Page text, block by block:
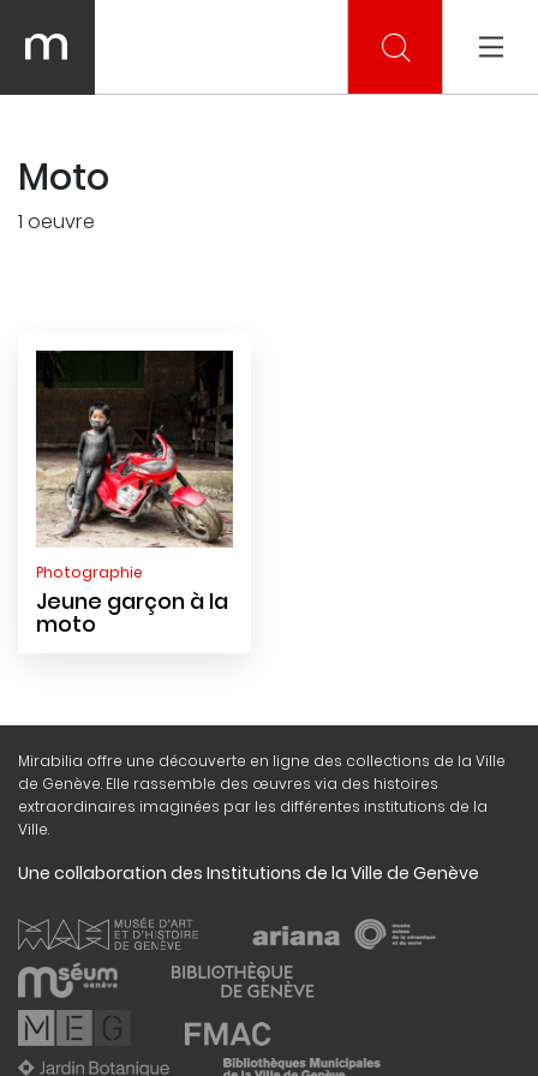
Moto
1 oeuvre
Photographie
Jeune garçon à la
moto
Mirabilia offre une découverte en ligne des collections de la Ville
de Genève. Elle rassemble des œuvres via des histoires
extraordinaires imaginées par les différentes institutions de la
Ville.
Une collaboration des Institutions de la Ville de Genève